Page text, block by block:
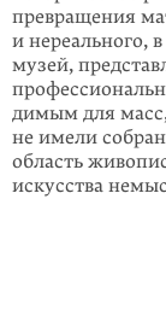
превра­ще­ния
и нереального,
музей,
димым для
не имели
область
искусства